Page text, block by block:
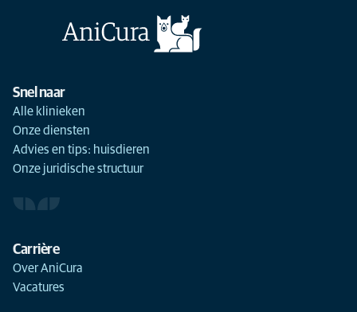
Snel naar
Alle klinieken
Onze diensten
Advies en tips: huisdieren
Onze juridische structuur
Carrière
Over AniCura
Vacatures